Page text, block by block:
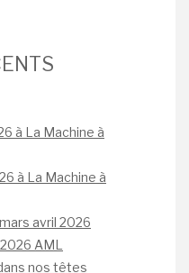
à La Machine à
à La Machine à
avril 2026
AML
nos têtes